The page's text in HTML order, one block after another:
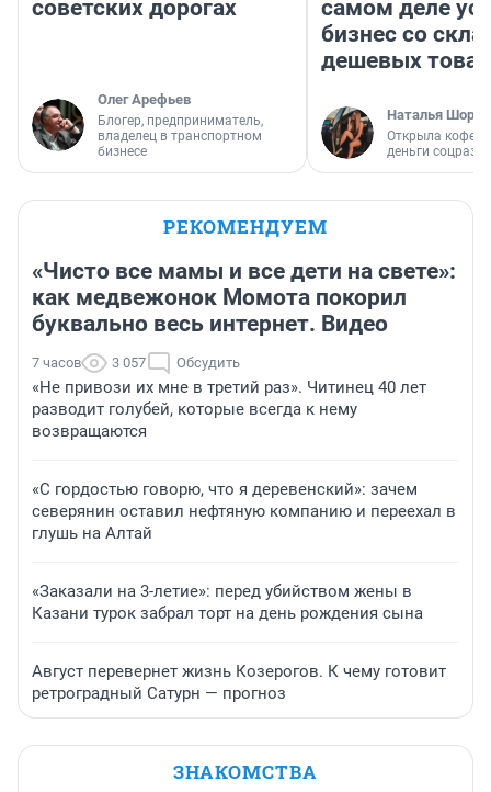
советских дорогах
Олег Арефьев
Блогер, предприниматель,
владелец в транспортном
бизнесе
самом деле
бизнес со
дешевых
Наталья
Открыла
деньги
РЕКОМЕНДУЕМ
«Чисто все мамы и все дети на свете»:
как медвежонок Момота покорил
буквально весь интернет. Видео
7 часов 3 057 Обсудить
«Не привози их мне в третий раз». Читинец 40 лет
разводит голубей, которые всегда к нему
возвращаются
«С гордостью говорю, что я деревенский»: зачем
северянин оставил нефтяную компанию и переехал в
глушь на Алтай
«Заказали на 3-летие»: перед убийством жены в
Казани турок забрал торт на день рождения сына
Август перевернет жизнь Козерогов. К чему готовит
ретроградный Сатурн — прогноз
ЗНАКОМСТВА